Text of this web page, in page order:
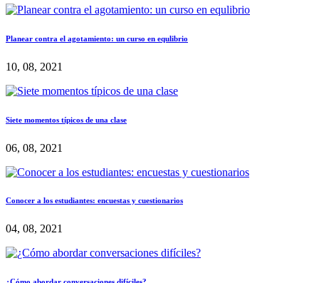
Planear contra el agotamiento: un curso en equlibrio
10, 08, 2021
Siete momentos típicos de una clase
06, 08, 2021
Conocer a los estudiantes: encuestas y cuestionarios
04, 08, 2021